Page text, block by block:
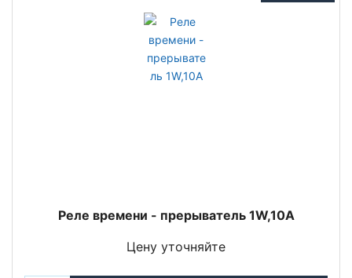
Реле времени - прерыватель 1W,10A
Цену уточняйте